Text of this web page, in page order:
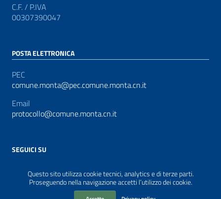
Questo sito utilizza cookie tecnici, analytics e di terze parti.
Proseguendo nella navigazione accetti l’utilizzo dei cookie.
C.F. / P.IVA
00307390047
POSTA ELETTRONICA
PEC
comune.monta@pec.comune.monta.cn.it
Email
protocollo@comune.monta.cn.it
SEGUICI SU
Sezione Link Utili
Privacy | Contatti | Accessibilità |Realizzato con
WordPress
|Tema grafico ItaliaWP2
| Basato sul
Prototipo per siti PA di AgID